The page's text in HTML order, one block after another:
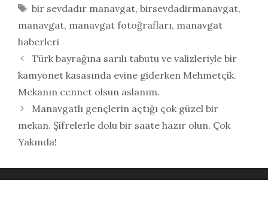
Etiketler
bir sevdadır manavgat, birsevdadirmanavgat,
manavgat, manavgat fotoğrafları, manavgat
haberleri
Türk bayrağına sarılı tabutu ve valizleriyle bir
kamyonet kasasında evine giderken Mehmetçik.
Mekanın cennet olsun aslanım.
Manavgatlı gençlerin açtığı çok güzel bir
mekan. Şifrelerle dolu bir saate hazır olun. Çok
Yakında!